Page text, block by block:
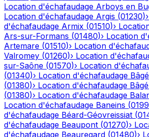
Location d'échafaudage Arboys en
Location d'échafaudage Argis (01230)›
d'échafaudage Armix (01510)›
Ars-sur-Formans (01480)› Location
Artemare (01510)› Location
Valromey (01260)› Location
sur-Saône (01570)› Location
(01340)› Location d'échafaudage
(01380)› Location d'échafaudage
(01380)› Location d'échafaudage
Location d'échafaudage Baneins (
d'échafaudage Béard-Géovreissiat (
d'échafaudage Beaupont (01270)›
d'échafaudage Beauregard (01480)›